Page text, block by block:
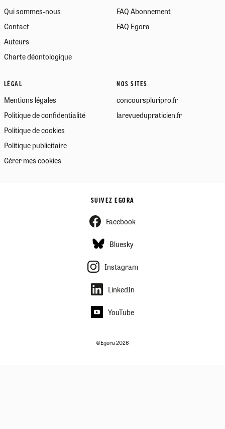
Qui sommes-nous
Contact
Auteurs
Charte déontologique
FAQ Abonnement
FAQ Egora
LÉGAL
Mentions légales
Politique de confidentialité
Politique de cookies
Politique publicitaire
Gérer mes cookies
NOS SITES
concourspluripro.fr
larevuedupraticien.fr
SUIVEZ EGORA
Facebook
Bluesky
Instagram
LinkedIn
YouTube
©Egora 2026